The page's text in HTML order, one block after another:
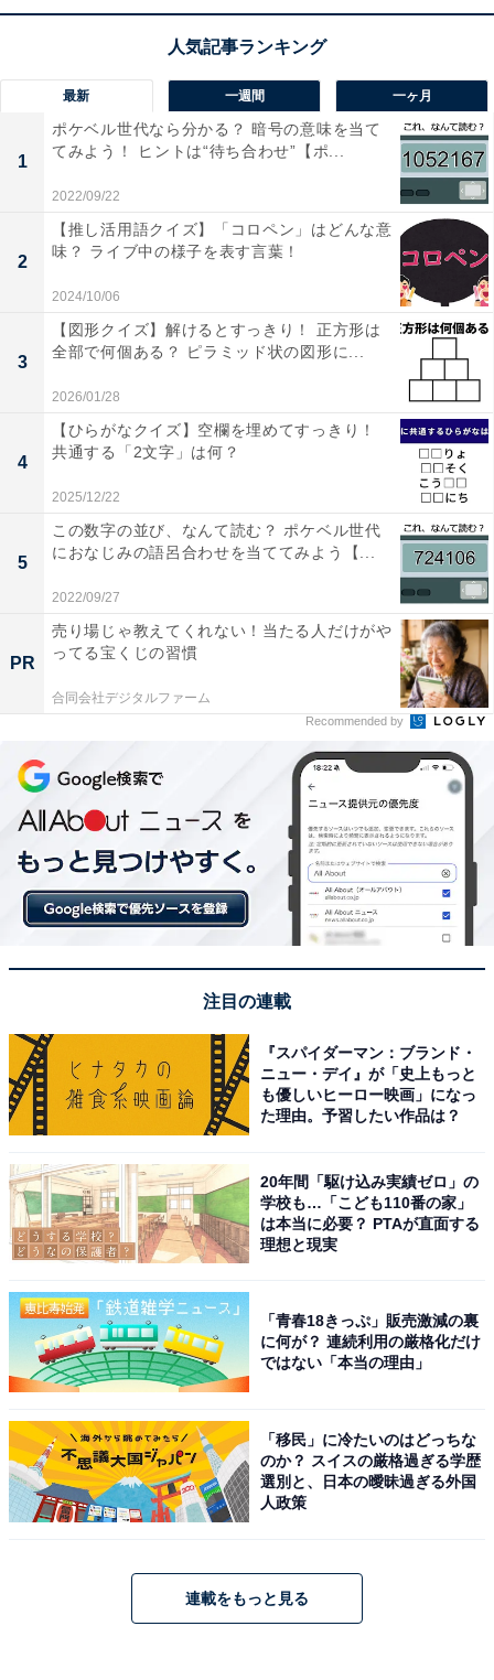
1 2
最新 一週間 一ヶ月
1
ポケベル世代なら分かる？ 暗号の意味を当て
てみよう！ ヒントは“待ち合わせ”【ポ...
2022/09/22
2
【推し活用語クイズ】「コロペン」はどんな意
味？ ライブ中の様子を表す言葉！
2024/10/06
3
【図形クイズ】解けるとすっきり！ 正方形は
全部で何個ある？ ピラミッド状の図形に...
2026/01/28
4
【ひらがなクイズ】空欄を埋めてすっきり！
共通する「2文字」は何？
2025/12/22
5
この数字の並び、なんて読む？ ポケベル世代
におなじみの語呂合わせを当ててみよう【...
2022/09/27
PR
売り場じゃ教えてくれない！当たる人だけがや
ってる宝くじの習慣
合同会社デジタルファーム
Recommended by
注目の連載
『スパイダーマン：ブランド・
ニュー・デイ』が「史上もっと
も優しいヒーロー映画」になっ
た理由。予習したい作品は？
20年間「駆け込み実績ゼロ」の
学校も…「こども110番の家」
は本当に必要？ PTAが直面する
理想と現実
「青春18きっぷ」販売激減の裏
に何が？ 連続利用の厳格化だけ
ではない「本当の理由」
「移民」に冷たいのはどっちな
のか？ スイスの厳格過ぎる学歴
選別と、日本の曖昧過ぎる外国
人政策
連載をもっと見る